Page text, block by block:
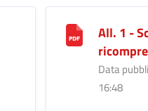
All. 1 -
Data
16:48